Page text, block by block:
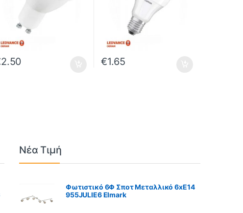
2.50 €1.65
Νέα Τιμή
Φωτιστικό 6Φ Σποτ Μεταλλικό 6xE14
955JULIE6 Elmark